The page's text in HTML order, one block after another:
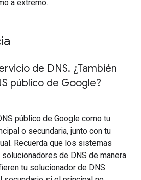
a extremo.
de DNS. ¿También
público de Google?
público de Google como tu
o secundaria, junto con tu
Recuerda que los sistemas
de DNS de manera
tu solucionador de DNS